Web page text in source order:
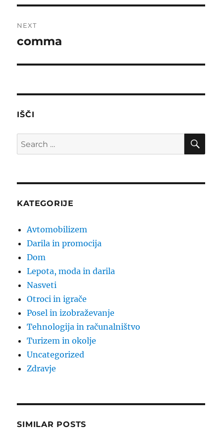
NEXT
Next
comma
IŠČI
Search
for:
KATEGORIJE
Avtomobilizem
Darila in promocija
Dom
Lepota, moda in darila
Nasveti
Otroci in igrače
Posel in izobraževanje
Tehnologija in računalništvo
Turizem in okolje
Uncategorized
Zdravje
SIMILAR POSTS